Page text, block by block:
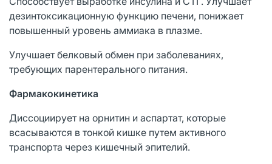
дезинтоксикационную функцию печени, понижает
повышенный уровень аммиака в плазме.
Улучшает белковый обмен при заболеваниях,
требующих парентерального питания.
Фармакокинетика
Диссоциирует на орнитин и аспартат, которые
всасываются в тонкой кишке путем активного
транспорта через кишечный эпителий.